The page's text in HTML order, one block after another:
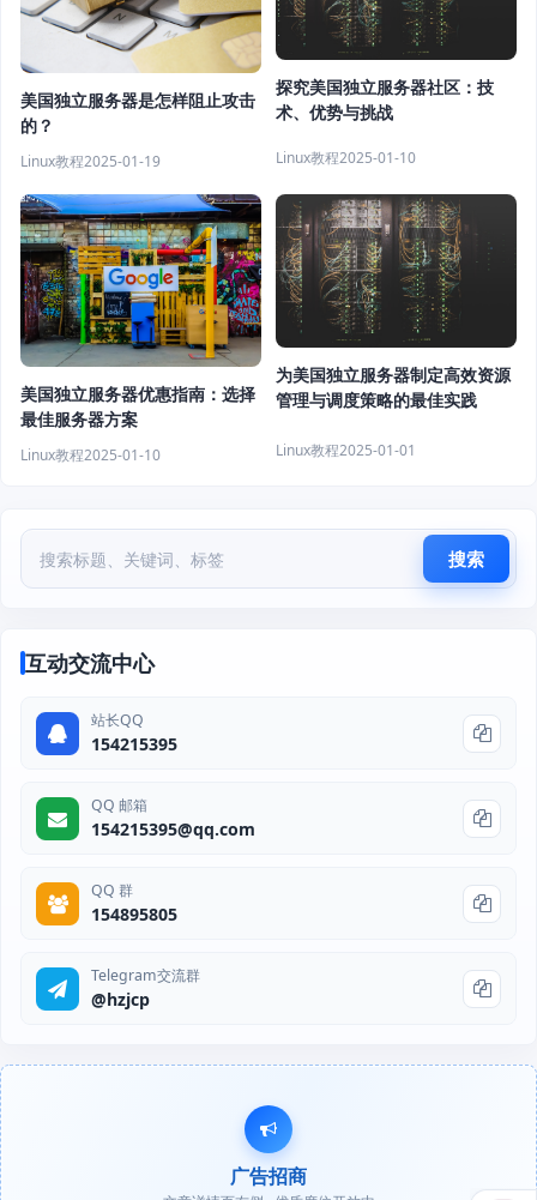
美国独立服务器是怎样阻止攻击
的？
Linux教程2025-01-19
探究美国独立服务器社区：技
术、优势与挑战
Linux教程2025-01-10
美国独立服务器优惠指南：选择
最佳服务器方案
Linux教程2025-01-10
为美国独立服务器制定高效资源
管理与调度策略的最佳实践
Linux教程2025-01-01
搜索
互动交流中心
站长QQ
154215395
QQ 邮箱
154215395@qq.com
QQ 群
154895805
Telegram交流群
@hzjcp
广告招商